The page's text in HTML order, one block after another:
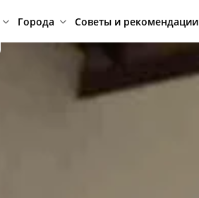
Города Советы и рекомендации